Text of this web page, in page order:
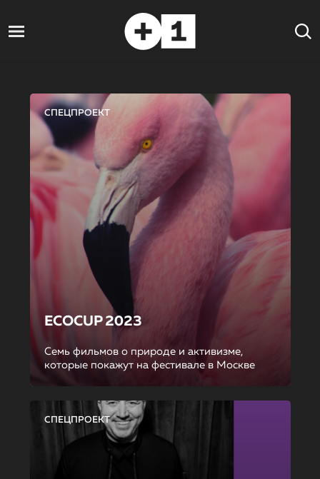
СПЕЦПРОЕКТ
ECOCUP 2023
Семь фильмов о природе и активизме,
которые покажут на фестивале в Москве
СПЕЦПРОЕКТ